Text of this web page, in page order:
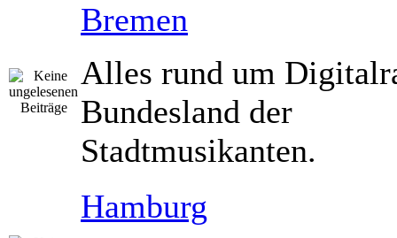
Bremen
Alles rund um
Bundesland der
Stadtmusikanten.
Hamburg